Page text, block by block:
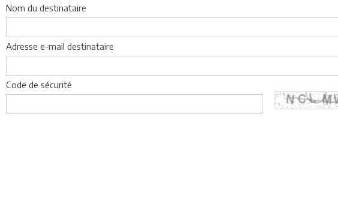
Nom du destinataire
Adresse e-mail destinataire
Code de sécurité